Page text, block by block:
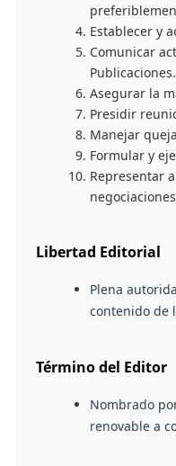
Establecer y
Comunicar
Publicaciones.
Asegurar la
Presidir
Manejar
Formular y
Representar
Libertad Editorial
Plena
contenido de
Término del Editor
Nombrado
renovable a